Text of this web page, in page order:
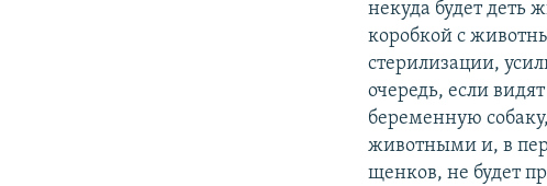
некуда будет деть
коробкой с
стерилизации,
очередь, если
беременную
животными и, в
щенков, не будет